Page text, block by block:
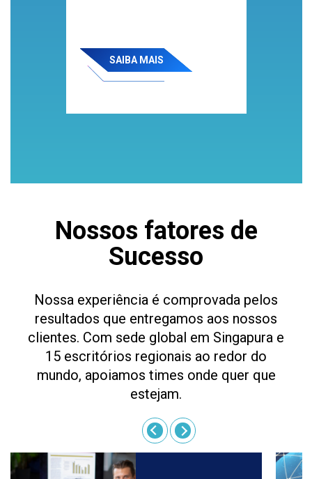
SAIBA MAIS
Nossos fatores de
Sucesso
Nossa experiência é comprovada pelos
resultados que entregamos aos nossos
clientes. Com sede global em Singapura e
15 escritórios regionais ao redor do
mundo, apoiamos times onde quer que
estejam.